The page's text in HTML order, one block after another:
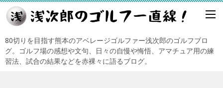
80切りを目指す熊本のアベレージゴルファー浅次郎のゴルフブロ
グ。ゴルフ場の感想や文句、日々の自慢や悔悟、アマチュア用の練
習法、試合の結果などを赤裸々に語るブログ。